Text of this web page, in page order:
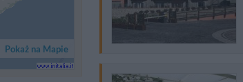
Pokaż na Mapie